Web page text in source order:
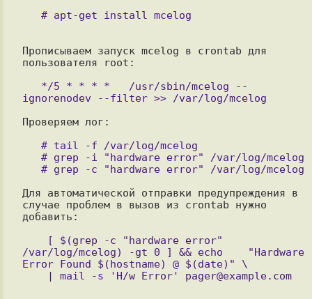
Прописываем запуск mcelog в crontab для
пользователя root:
Проверяем лог:
Для автоматической отправки предупреждения в
случае проблем в вызов из crontab нужно
добавить:
/var/log/mcelog) -gt 0 ] && echo    "Hardware
Error Found $(hostname) @ $(date)" \
    | mail -s 'H/w Error' pager@example.com